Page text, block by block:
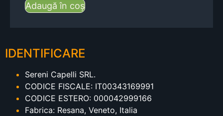
Adaugă în coș
IDENTIFICARE
Sereni Capelli SRL.
CODICE FISCALE: IT00343169991
CODICE ESTERO: 000042999166
Fabrica: Resana, Veneto, Italia